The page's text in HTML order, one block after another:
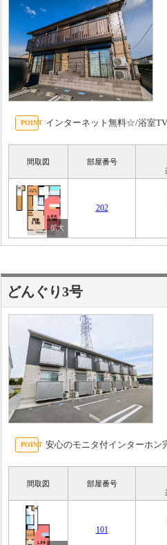
インターネット無料☆/浴室
間取図 部屋番号
202
どんぐり3号
安心のモニタ付インターホン
間取図 部屋番号
101